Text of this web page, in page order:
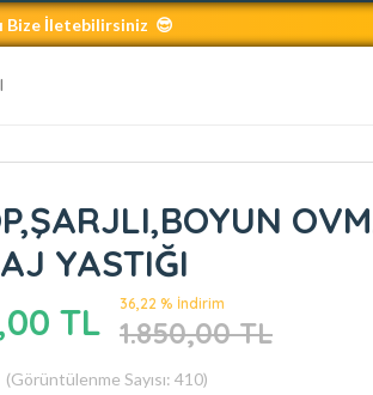
Bize İletebilirsiniz 😎
Sitemizden Takip Edebilirsiniz 😎
Tamamlayabilirsiniz 😎
Veriyoruz 😎
Aynı Gün Kargoda 😎
YASTIĞI
TL
36,22 % İndirim
1.850,00 TL
(Görüntülenme Sayısı: 410)